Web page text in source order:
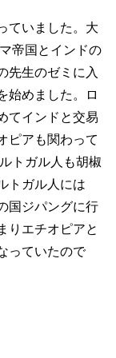
ていました。大
帝国とインドの
先生のゼミに入
始めました。ロ
てインドと交易
ピアも関わって
トガル人も胡椒
トガル人には
国ジパングに行
りエチオピアと
っていたので